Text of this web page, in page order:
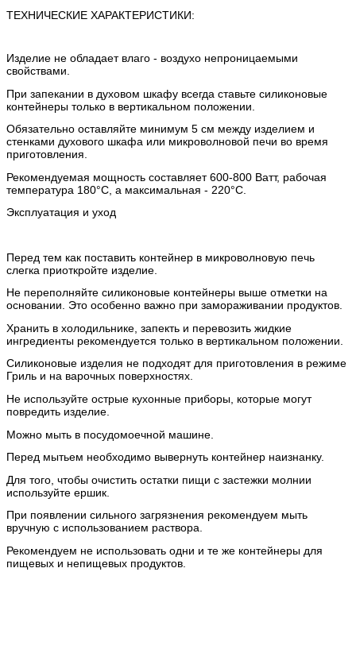
ТЕХНИЧЕСКИЕ ХАРАКТЕРИСТИКИ:
Изделие не обладает влаго - воздухо непроницаемыми
свойствами.
При запекании в духовом шкафу всегда ставьте силиконовые
контейнеры только в вертикальном положении.
Обязательно оставляйте минимум 5 см между изделием и
стенками духового шкафа или микроволновой печи во время
приготовления.
Рекомендуемая мощность составляет 600-800 Ватт, рабочая
температура 180°C, а максимальная - 220°C.
Эксплуатация и уход
Перед тем как поставить контейнер в микроволновую печь
слегка приоткройте изделие.
Не переполняйте силиконовые контейнеры выше отметки на
основании. Это особенно важно при замораживании продуктов.
Хранить в холодильнике, запекть и перевозить жидкие
ингредиенты рекомендуется только в вертикальном положении.
Силиконовые изделия не подходят для приготовления в режиме
Гриль и на варочных поверхностях.
Не используйте острые кухонные приборы, которые могут
повредить изделие.
Можно мыть в посудомоечной машине.
Перед мытьем необходимо вывернуть контейнер наизнанку.
Для того, чтобы очистить остатки пищи с застежки молнии
используйте ершик.
При появлении сильного загрязнения рекомендуем мыть
вручную с использованием раствора.
Рекомендуем не использовать одни и те же контейнеры для
пищевых и непищевых продуктов.